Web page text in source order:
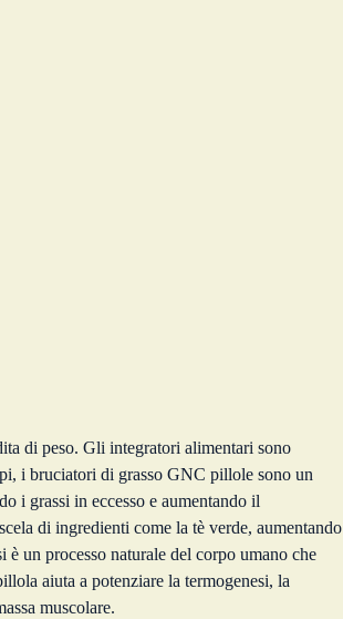
i bruciatori di grasso GNC pillole sono un
i grassi in eccesso e aumentando il
di ingredienti come la tè verde, aumentando
un processo naturale del corpo umano che
aiuta a potenziare la termogenesi, la
muscolare.